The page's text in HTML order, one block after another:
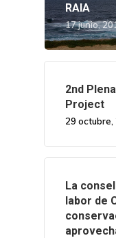
RAIA
17 junio,
2nd
Project
29 octubre,
La
labor de